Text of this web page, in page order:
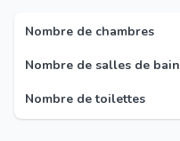
Nombre de chambres
Nombre de salles de bain
Nombre de toilettes